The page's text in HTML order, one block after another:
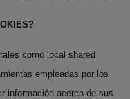
como local shared
empleadas por los
información acerca de sus